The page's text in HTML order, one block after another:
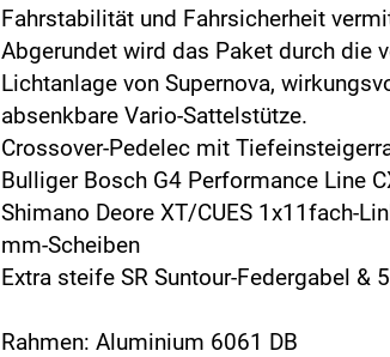
Fahrstabilität und Fahrsicherheit
Abgerundet wird das Paket durch die
Lichtanlage von Supernova,
absenkbare Vario-Sattelstütze.
Crossover-Pedelec mit
Bulliger Bosch G4 Performance Line
Shimano Deore XT/CUES 1x11fach-
mm-Scheiben
Extra steife SR Suntour-Federgabel &
Rahmen: Aluminium 6061 DB